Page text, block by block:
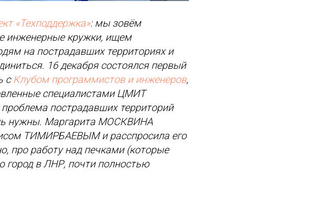
«Техподдержка»: мы зовём
инженерные кружки, ищем
на пострадавших территориях и
16 декабря состоялся первый
с Клубом программистов и инженеров,
специалистами ЦМИТ
пострадавших территорий
нужны. Маргарита МОСКВИНА
ТИМИРБАЕВЫМ и расспросила его
про работу над печками (которые
город в ЛНР, почти полностью